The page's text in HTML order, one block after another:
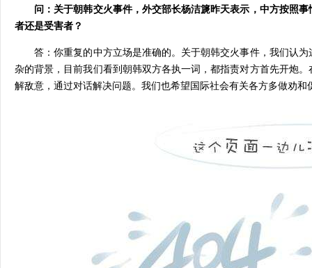
问：关于朝韩交火事件，外交部长杨洁篪昨天表示，中方按照事
者还是受害者？
答：你重复的中方立场是准确的。关于朝韩交火事件，我们认为
杂的背景，目前我们看到朝韩双方各执一词，都指责对方首先开炮
解敌意，通过对话解决问题。我们也希望国际社会有关各方多做劝